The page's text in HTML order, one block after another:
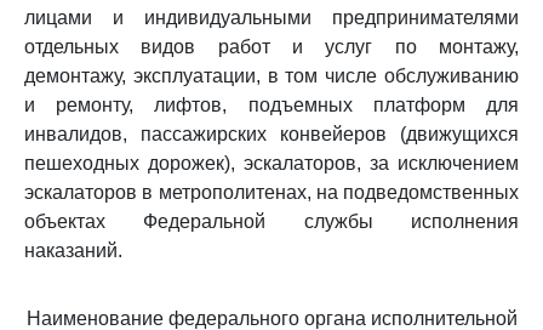
лицами и индивидуальными предпринимателями
отдельных видов работ и услуг по монтажу,
демонтажу, эксплуатации, в том числе обслуживанию
и ремонту, лифтов, подъемных платформ для
инвалидов, пассажирских конвейеров (движущихся
пешеходных дорожек), эскалаторов, за исключением
эскалаторов в метрополитенах, на подведомственных
объектах Федеральной службы исполнения
наказаний.
Наименование федерального органа исполнительной